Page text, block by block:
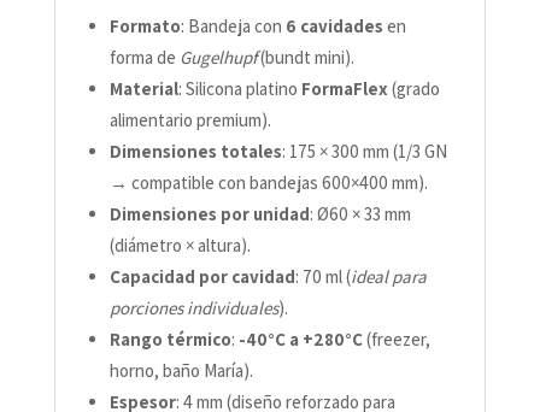
Formato: Bandeja con 6 cavidades en
forma de Gugelhupf(bundt mini).
Material: Silicona platino FormaFlex (grado
alimentario premium).
Dimensiones totales: 175 × 300 mm (1/3 GN
→ compatible con bandejas 600×400 mm).
Dimensiones por unidad: Ø60 × 33 mm
(diámetro × altura).
Capacidad por cavidad: 70 ml (ideal para
porciones individuales).
Rango térmico: -40°C a +280°C(freezer,
horno, baño María).
Espesor: 4 mm (diseño reforzado para